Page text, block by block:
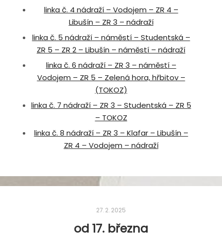
linka č. 4 nádraží – Vodojem – ZR 4 –
Libušín – ZR 3 – nádraží
linka č. 5 nádraží – náměstí – Studentská –
ZR 5 – ZR 2 – Libušín – náměstí – nádraží
linka č. 6 nádraží – ZR 3 – náměstí –
Vodojem – ZR 5 – Zelená hora, hřbitov –
(TOKOZ)
linka č. 7 nádraží – ZR 3 – Studentská – ZR 5
– TOKOZ
linka č. 8 nádraží – ZR 3 – Klafar – Libušín –
ZR 4 – Vodojem – nádraží
27. 2. 2025
od 17. března